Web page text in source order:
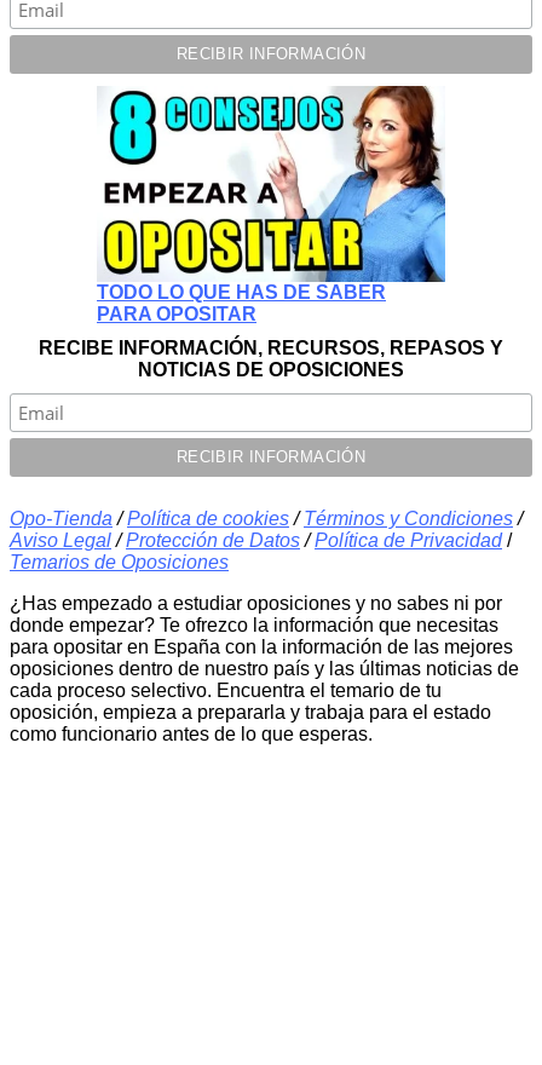
TODO LO QUE HAS DE SABER
PARA OPOSITAR
RECIBE INFORMACIÓN, RECURSOS, REPASOS Y
NOTICIAS DE OPOSICIONES
Opo-Tienda /Política de cookies/Términos y Condiciones/
Aviso Legal/Protección de Datos/Política de Privacidad /
Temarios de Oposiciones
¿Has empezado a estudiar oposiciones y no sabes ni por
donde empezar? Te ofrezco la información que necesitas
para opositar en España con la información de las mejores
oposiciones dentro de nuestro país y las últimas noticias de
cada proceso selectivo. Encuentra el temario de tu
oposición, empieza a prepararla y trabaja para el estado
como funcionario antes de lo que esperas.